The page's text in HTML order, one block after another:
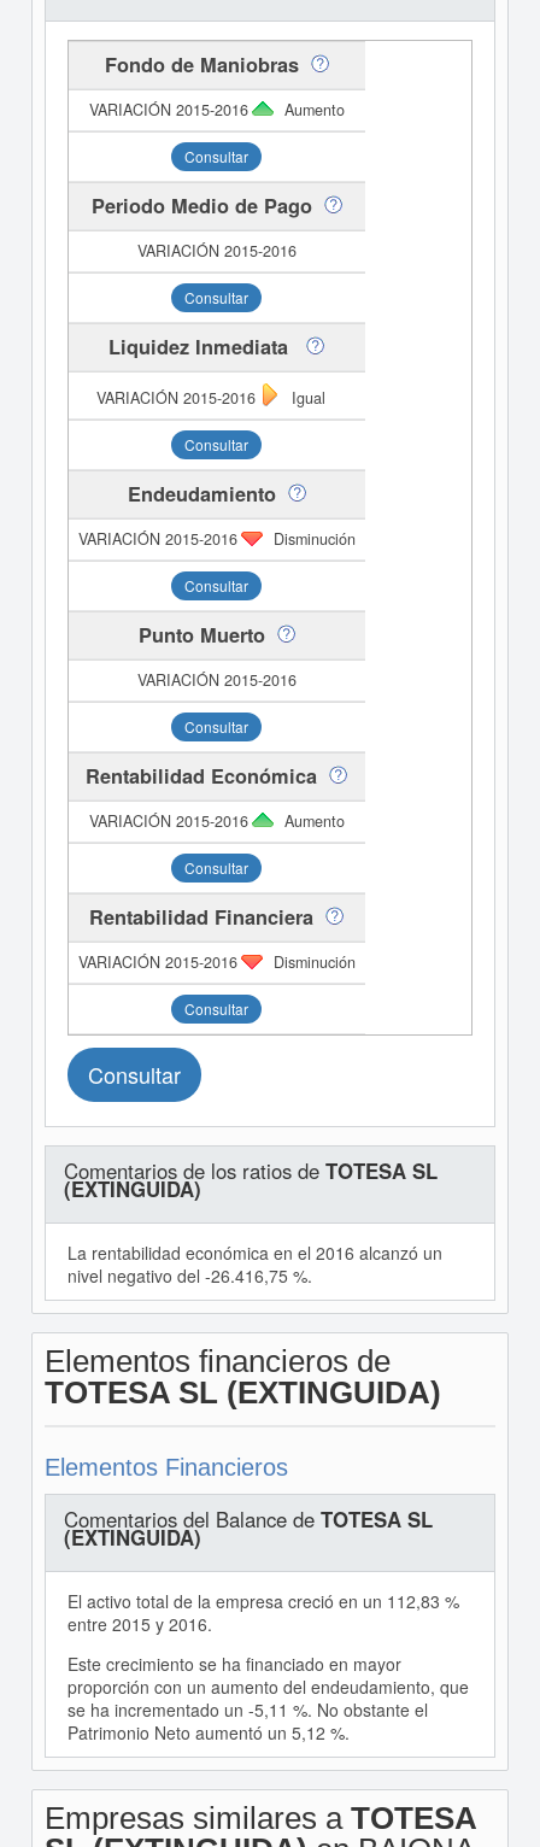
Fondo de Maniobras
Aumento
Consultar
Periodo Medio de Pago
Consultar
Liquidez Inmediata
Igual
Consultar
Endeudamiento
Disminución
Consultar
Punto Muerto
Consultar
Rentabilidad Económica
Aumento
Consultar
Rentabilidad Financiera
Disminución
Consultar
Consultar
Comentarios de los ratios de TOTESA SL
(EXTINGUIDA)
La rentabilidad económica en el 2016 alcanzó un
nivel negativo del -26.416,75 %.
Elementos financieros de
TOTESA SL (EXTINGUIDA)
Elementos Financieros
Comentarios del Balance de TOTESA SL
(EXTINGUIDA)
El activo total de la empresa creció en un 112,83 %
entre 2015 y 2016.
Este crecimiento se ha financiado en mayor
proporción con un aumento del endeudamiento, que
se ha incrementado un -5,11 %. No obstante el
Patrimonio Neto aumentó un 5,12 %.
Empresas similares a TOTESA